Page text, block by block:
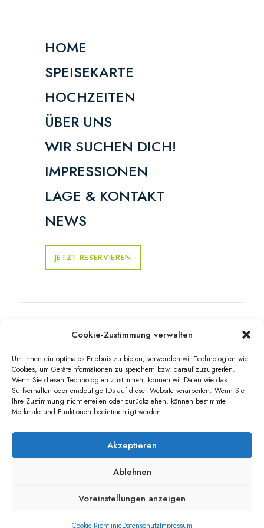
Cookie-Zustimmung verwalten
Um Ihnen ein optimales Erlebnis zu bieten, verwenden wir Technologien wie
Cookies, um Geräteinformationen zu speichern bzw. darauf zuzugreifen.
Wenn Sie diesen Technologien zustimmen, können wir Daten wie das
Surfverhalten oder eindeutige IDs auf dieser Website verarbeiten. Wenn Sie
Ihre Zustimmung nicht erteilen oder zurückziehen, können bestimmte
Merkmale und Funktionen beeinträchtigt werden.
Akzeptieren
Ablehnen
Voreinstellungen anzeigen
Cookie-RichtlinieDatenschutzImpressum
HOME
SPEISEKARTE
HOCHZEITEN
ÜBER UNS
WIR SUCHEN DICH!
IMPRESSIONEN
LAGE & KONTAKT
NEWS
JETZT RESERVIEREN
Urfahrnstraße 10, 83080 Oberaudorf/
+49 (0) 8033 303 8881
servus@gasthaus-waller.com